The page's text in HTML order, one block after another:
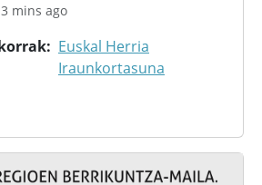
mins ago
Euskal Herria
Iraunkortasuna